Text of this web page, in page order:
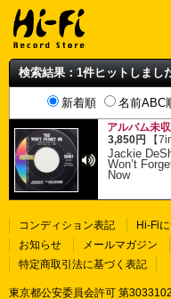
検索結果：1件ヒットしまし
新着順 名前ABC
アルバム未
3,850円
【
Jackie
Won’t
Now
コンディション表記 Hi-Fi
お知らせ
メールマガジン
特定商取引法に基づく表記
東京都公安委員会許可 第